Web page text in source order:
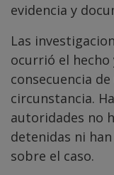
evidencia y
Las
ocurrió el
consecuencia
circunstancia.
autoridades no
detenidas ni
sobre el caso.